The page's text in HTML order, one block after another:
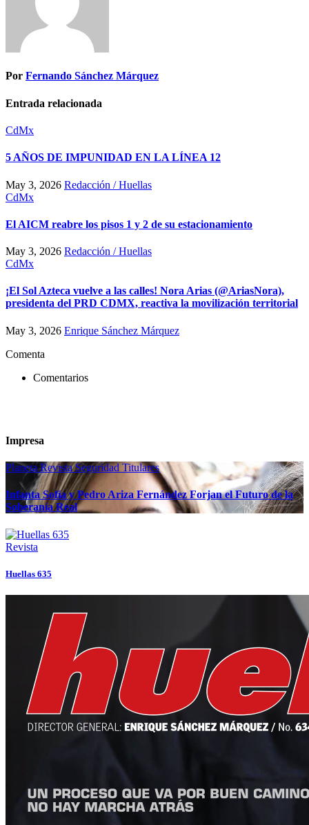
Por Fernando Sánchez Márquez
Entrada relacionada
CdMx
5 AÑOS DE IMPUNIDAD EN LA LÍNEA 12
May 3, 2026 Redacción / Huellas
CdMx
El AICM reabre los pisos 1 y 2 de su estacionamiento
May 3, 2026 Redacción / Huellas
CdMx
¡El Sol Azteca vuelve a las calles! Nora Arias (@AriasNora),
presidenta del PRD CDMX, reactiva la movilización territorial
May 3, 2026 Enrique Sánchez Márquez
Comenta
Comentarios
Impresa
PlanetaRevistaSeguridadTitulares
Infanta Sofía y Pedro Ariza Fernández Forjan el Futuro de la
Soberanía Real
Revista
Huellas 635